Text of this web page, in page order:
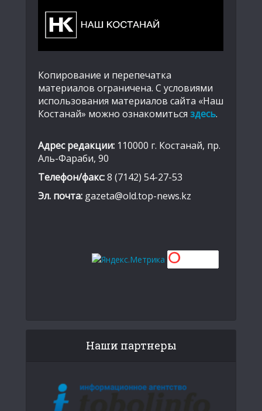
Копирование и перепечатка
материалов ограничена. С условиями
использования материалов сайта «Наш
Костанай» можно ознакомиться здесь.
Адрес редакции: 110000 г. Костанай, пр.
Аль-Фараби, 90
Телефон/факс:8 (7142) 54-27-53
Эл. почта: gazeta@old.top-news.kz
Наши партнеры